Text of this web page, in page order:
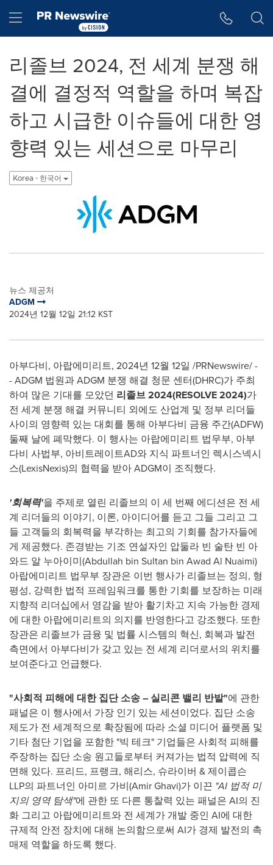
Hamburger menu
리졸브 2024, 전 세계 분쟁 해
결에 결정적 역할을 하며 복잡
하고 시급한 이슈들에 대한 영
향력 있는 세션으로 마무리
Korea - 한국어
뉴스 제공처
ADGM
2024년 12월 12일 21:12 KST
아부다비, 아랍에미리트, 2024년 12월 12일 /PRNewswire/ -
- ADGM 법원과 ADGM 분쟁 해결 청문 센터(DHRC)가 주최
하여 많은 기대를 모았던 리졸브2024(RESOLVE 2024)가
전 세계 분쟁 해결 커뮤니티 외에도 산업계 및 정부 리더들
사이의 영향력 있는 대회를 통해 아부다비 금융 주간(ADFW)
둘째 날에 폐막했다. 이 행사는 아랍에미리트 법무부, 아부
다비 사법부, 아비트레이트AD와 지식 파트너인 렉시스넥시
스(LexisNexis)의 협력을 받아 ADGM이 조직했다.
'회복력'을 주제로 열린 리졸브의 이 세 번째 에디션은 전 세
계 리더들의 이야기, 이론, 아이디어를 듣고 그들 그리고 그
들 고객들의 회복력을 부각하는 최고의 기회를 참가자들에
게 제공했다. 존경받는 기조 연설자인 압둘라 빈 술탄 빈 아
와드 알 누아이미(Abdullah bin Sultan bin Awad Al Nuaimi)
아랍에미리트 법무부 장관은 이번 행사가 리졸브는 정의, 형
평성, 강력한 법적 프레임워크를 통한 기회를 보장하는 미래
지향적 리더십에서 영감을 받아 활기차고 지속 가능한 경제
에 대한 아랍에미리트의 의지를 반영한다고 강조했다. 또한
장관은 리졸브가 금융 및 법률 시스템의 혁신, 회복과 발전
측면에서 아부다비가 갖고 있는 전 세계 리더로서의 위치를
보여준다고 언급했다.
"사회적 피해에 대한 집단 소송 – 실리콘 밸리 반발"에 관한
패널은 이 행사에서 가장 인기 있는 세션이었다. 집단 소송
제도가 전 세계적으로 확장됨에 따라 소셜 미디어 플랫폼 및
기타 첨단 기업을 포함한 "빅 테크" 기업들은 사회적 피해를
주장하는 집단 소송 원고들로부터 커져가는 법적 압력에 직
면해 있다. 프리드, 프랭크, 해리스, 슈라이버 & 제이콥슨
LLP의 파트너인 아미르 가비(Amir Ghavi)가 이끈 "AI 법적 미
지의 영역 탐색"에 관한 또 다른 통찰력 있는 패널은 AI의 진
화 그리고 아랍에미리트와 전 세계가 개발 중인 AI에 대한
규제적 안전 장치에 대해 논의함으로써 AI가 경제 발전의 촉
매제 역할을 하도록 했다.